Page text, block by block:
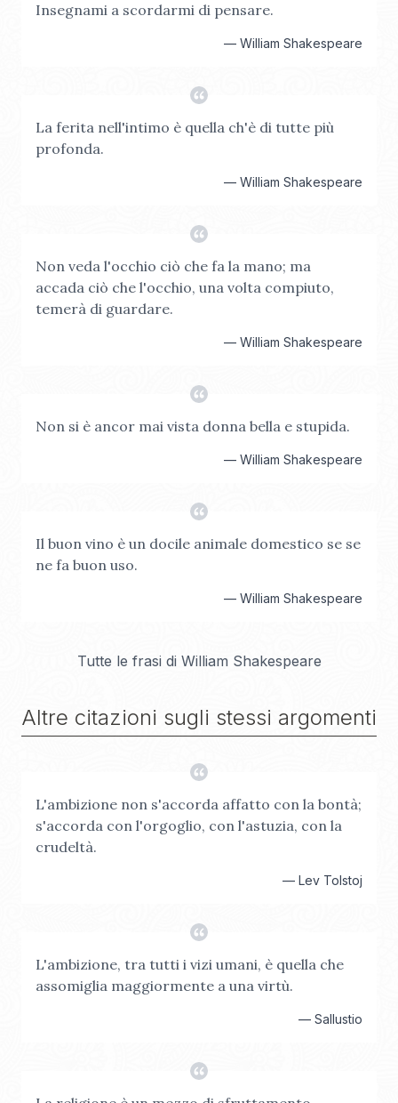
Insegnami a scordarmi di pensare.
— William Shakespeare
La ferita nell'intimo è quella ch'è di tutte più
profonda.
— William Shakespeare
Non veda l'occhio ciò che fa la mano; ma
accada ciò che l'occhio, una volta compiuto,
temerà di guardare.
— William Shakespeare
Non si è ancor mai vista donna bella e stupida.
— William Shakespeare
Il buon vino è un docile animale domestico se se
ne fa buon uso.
— William Shakespeare
Tutte le frasi di William Shakespeare
Altre citazioni sugli stessi argomenti
L'ambizione non s'accorda affatto con la bontà;
s'accorda con l'orgoglio, con l'astuzia, con la
crudeltà.
— Lev Tolstoj
L'ambizione, tra tutti i vizi umani, è quella che
assomiglia maggiormente a una virtù.
— Sallustio